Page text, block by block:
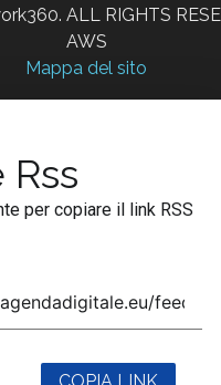
ALL RIGHTS
AWS
Mappa del sito
per copiare il link RSS
COPIA LINK